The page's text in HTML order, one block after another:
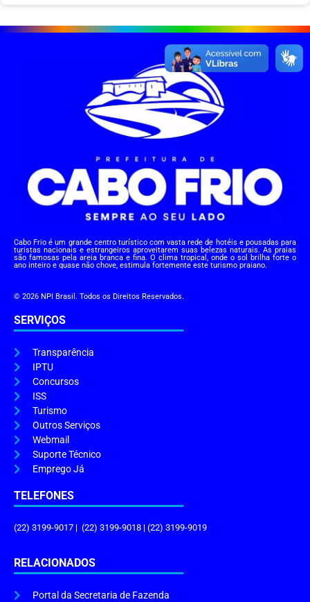
Cabo Frio é um grande centro turístico com vasta rede de hotéis e pousadas para
turistas nacionais e estrangeiros aproveitarem suas belezas naturais. As praias
são famosas pela areia branca e fina. O clima tropical, onde o sol brilha forte o
ano inteiro e quase não chove, estimula fortemente este turismo praiano.
© 2026 NPI Brasil. Todos os Direitos Reservados.
SERVIÇOS
Transparência
IPTU
Concursos
ISS
Turismo
Outros Serviços
Webmail
Suporte Técnico
Emprego Já
TELEFONES
(22) 3199-9017 | (22) 3199-9018 | (22) 3199-9019
RELACIONADOS
Portal da Secretaria de Fazenda